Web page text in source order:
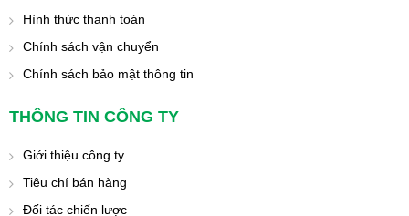
Hình thức thanh toán
Chính sách vận chuyển
Chính sách bảo mật thông tin
THÔNG TIN CÔNG TY
Giới thiệu công ty
Tiêu chí bán hàng
Đối tác chiến lược